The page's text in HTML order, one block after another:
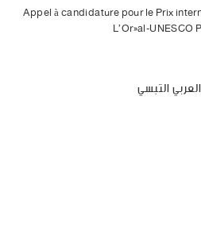
Appel à candidature pour le Prix
L’Oréal-
التبسي